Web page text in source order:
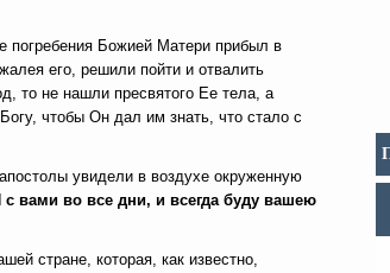
погребения Божией Матери прибыл в
его, решили пойти и отвалить
то не нашли пресвятого Ее тела, а
чтобы Он дал им знать, что стало с
увидели в воздухе окруженную
с вами во все дни, и всегда буду вашею
стране, которая, как известно,